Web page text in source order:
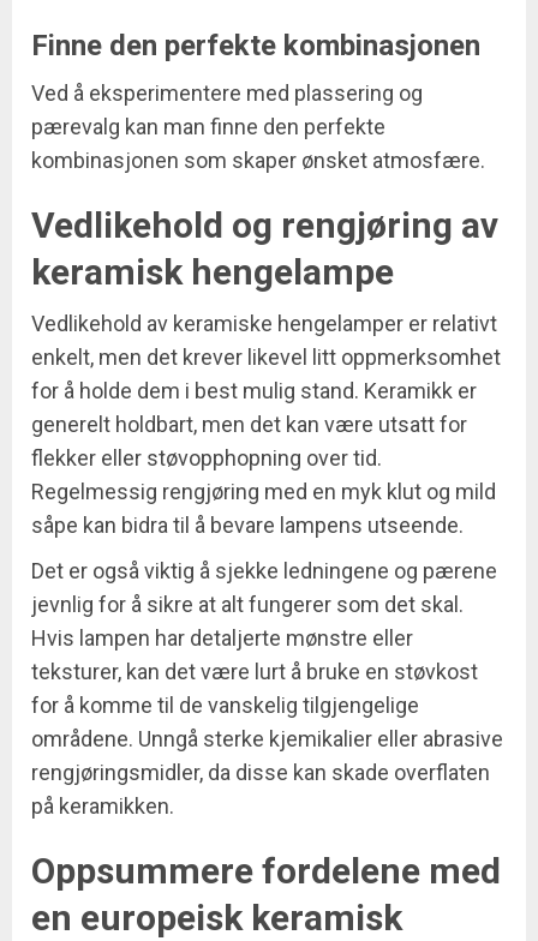
Finne den perfekte kombinasjonen
Ved å eksperimentere med plassering og
pærevalg kan man finne den perfekte
kombinasjonen som skaper ønsket atmosfære.
Vedlikehold og rengjøring av
keramisk hengelampe
Vedlikehold av keramiske hengelamper er relativt
enkelt, men det krever likevel litt oppmerksomhet
for å holde dem i best mulig stand. Keramikk er
generelt holdbart, men det kan være utsatt for
flekker eller støvopphopning over tid.
Regelmessig rengjøring med en myk klut og mild
såpe kan bidra til å bevare lampens utseende.
Det er også viktig å sjekke ledningene og pærene
jevnlig for å sikre at alt fungerer som det skal.
Hvis lampen har detaljerte mønstre eller
teksturer, kan det være lurt å bruke en støvkost
for å komme til de vanskelig tilgjengelige
områdene. Unngå sterke kjemikalier eller abrasive
rengjøringsmidler, da disse kan skade overflaten
på keramikken.
Oppsummere fordelene med
en europeisk keramisk